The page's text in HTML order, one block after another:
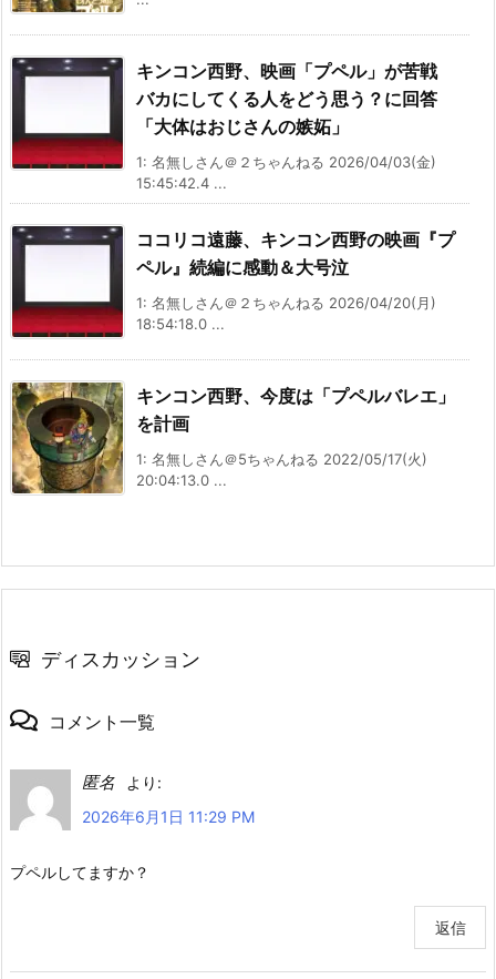
キンコン西野、映画「プペル」が苦戦
バカにしてくる人をどう思う？に回答
「大体はおじさんの嫉妬」
1: 名無しさん＠２ちゃんねる 2026/04/03(金)
15:45:42.4 ...
ココリコ遠藤、キンコン西野の映画『プ
ペル』続編に感動＆大号泣
1: 名無しさん＠２ちゃんねる 2026/04/20(月)
18:54:18.0 ...
キンコン西野、今度は「プペルバレエ」
を計画
1: 名無しさん＠5ちゃんねる 2022/05/17(火)
20:04:13.0 ...
ディスカッション
コメント一覧
匿名
より:
2026年6月1日 11:29 PM
プペルしてますか？
返信